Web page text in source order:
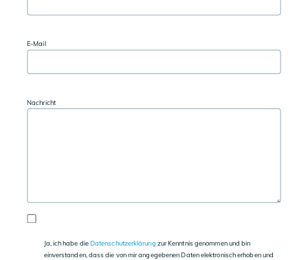
E-Mail
Nachricht
lassenJa, ich habe dieDatenschutzerklärung zur Kenntnis genommen und bin
einverstanden, dass die von mir angegebenen Daten elektronisch erhoben und